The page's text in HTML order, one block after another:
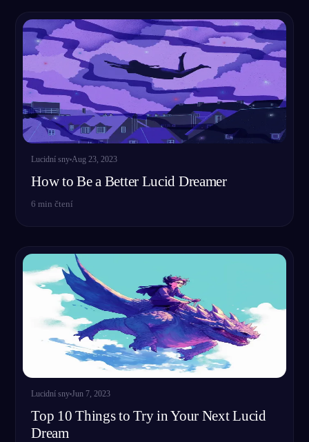
Lucidní sny Aug 23, 2023
How to Be a Better Lucid Dreamer
6 min čtení
Lucidní sny Jun 7, 2023
Top 10 Things to Try in Your Next Lucid
Dream